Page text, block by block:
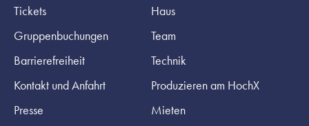
Tickets
Gruppenbuchungen
Barrierefreiheit
Kontakt und Anfahrt
Presse
Haus
Team
Technik
Produzieren am HochX
Mieten